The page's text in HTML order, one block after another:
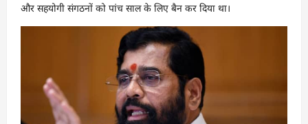
और सहयोगी संगठनों को पांच साल के लिए बैन कर दिया था।